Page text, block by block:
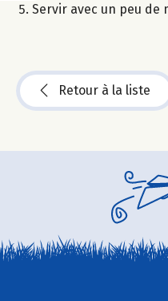
Servir avec un peu de
Retour à la liste